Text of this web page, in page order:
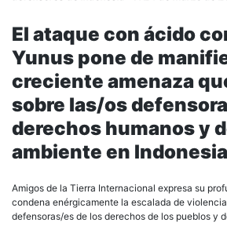
El ataque con ácido
Yunus pone de
creciente amenaza
sobre las/os
derechos humanos y
ambiente en Indonesia
Amigos de la Tierra Internacional expresa su
condena enérgicamente la escalada de
defensoras/es de los derechos de los pueblos y